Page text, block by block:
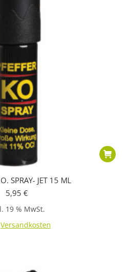
SPRAY- JET 15 ML
5,95 €
19 % MwSt.
Versandkosten